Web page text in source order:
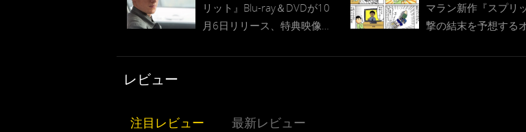
リット』Blu-ray＆DVDが10
月6日リリース、特典映像
グ”
マラン新作『スプリ
撃の結末を予想する
レビュー
注目レビュー 最新レビュー